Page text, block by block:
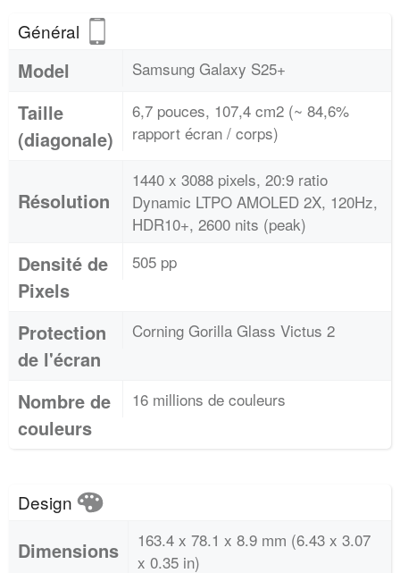
Général
Model Samsung Galaxy S25+
Taille
(diagonale)
6,7 pouces, 107,4 cm2 (~ 84,6%
rapport écran / corps)
Résolution
1440 x 3088 pixels, 20:9 ratio
Dynamic LTPO AMOLED 2X, 120Hz,
HDR10+, 2600 nits (peak)
Densité de
Pixels
505 pp
Protection
de l'écran
Corning Gorilla Glass Victus 2
Nombre de
couleurs
16 millions de couleurs
Design
Dimensions
163.4 x 78.1 x 8.9 mm (6.43 x 3.07
x 0.35 in)